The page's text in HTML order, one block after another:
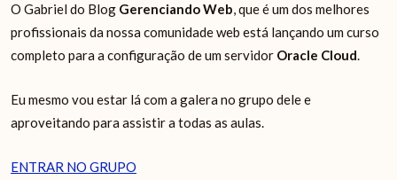
O Gabriel do Blog Gerenciando Web, que é um dos melhores
profissionais da nossa comunidade web está lançando um curso
completo para a configuração de um servidor Oracle Cloud.
Eu mesmo vou estar lá com a galera no grupo dele e
aproveitando para assistir a todas as aulas.
ENTRAR NO GRUPO